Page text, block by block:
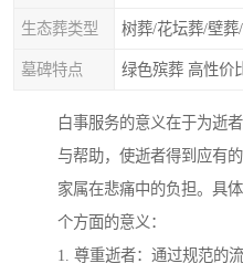
生态葬类型 树葬/花坛葬/壁葬
墓碑特点 绿色殡葬 高性价
白事服务的意义在于为逝
与帮助，使逝者得到应有
家属在悲痛中的负担。具
个方面的意义：
1. 尊重逝者：通过规范的